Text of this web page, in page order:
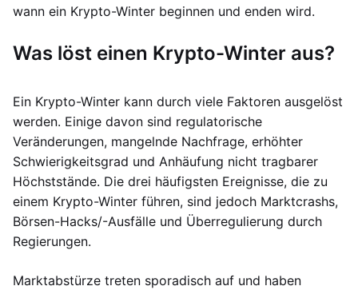
wann ein Krypto-Winter beginnen und enden wird.
Was löst einen Krypto-Winter aus?
Ein Krypto-Winter kann durch viele Faktoren ausgelöst
werden. Einige davon sind regulatorische
Veränderungen, mangelnde Nachfrage, erhöhter
Schwierigkeitsgrad und Anhäufung nicht tragbarer
Höchststände. Die drei häufigsten Ereignisse, die zu
einem Krypto-Winter führen, sind jedoch Marktcrashs,
Börsen-Hacks/-Ausfälle und Überregulierung durch
Regierungen.
Marktabstürze treten sporadisch auf und haben